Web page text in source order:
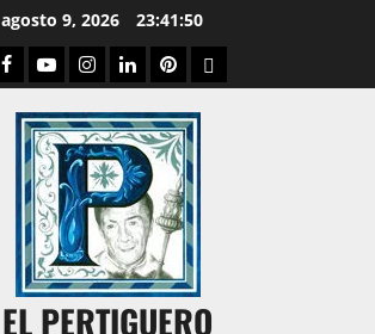
agosto 9, 2026 23:41:51
Facebook
YoutubeInstagram
LinkedPinterestDribbble
EL PERTIGUERO